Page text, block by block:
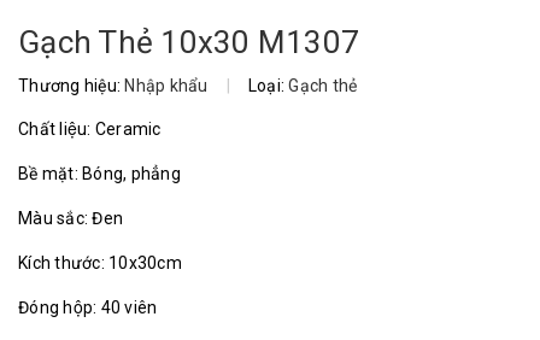
Gạch Thẻ 10x30 M1307
Thương hiệu:Nhập khẩu | Loại:Gạch thẻ
Chất liệu: Ceramic
Bề mặt: Bóng, phẳng
Màu sắc: Đen
Kích thước: 10x30cm
Đóng hộp: 40 viên